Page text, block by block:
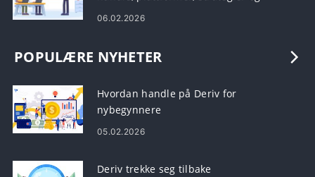
risikostyring
06.02.2026
POPULÆRE NYHETER
Hvordan handle på Deriv for
nybegynnere
05.02.2026
Deriv trekke seg tilbake